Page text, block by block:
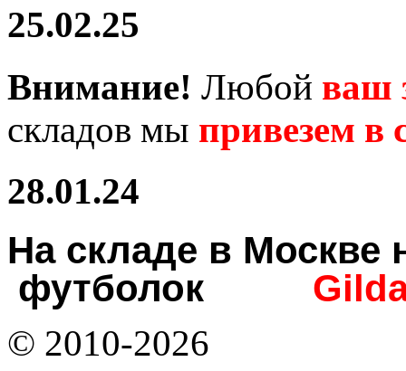
25.02.25
Внимание! Любой ваш
складов мы привезем в
28.01.24
На складе в
футболок
© 2010-2026